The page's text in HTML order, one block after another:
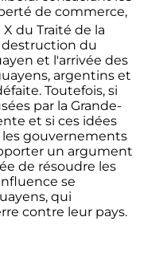
de commerce,
du Traité de la
destruction du
et l'arrivée des
argentins et
Toutefois, si
par la Grande-
et si ces idées
gouvernements
un argument
de résoudre les
se
qui
contre leur pays.